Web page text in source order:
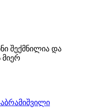
შექმნილია და
მიერ